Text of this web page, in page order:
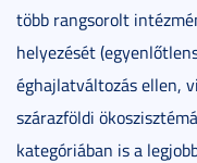
több rangsorolt
helyezését
éghajlatváltozás ellen,
szárazföldi
kategóriában is a